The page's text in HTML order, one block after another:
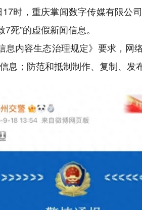
时，重庆掌闻数字传媒有限公
死”的虚假新闻信息。
息内容生态治理规定》要求，
息；防范和抵制制作、复制、